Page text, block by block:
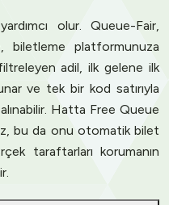
olur. Queue-Fair,
biletleme platformunuza
adil, ilk gelene ilk
ve tek bir kod satırıyla
Hatta Free Queue
bu da onu otomatik bilet
taraftarları korumanın